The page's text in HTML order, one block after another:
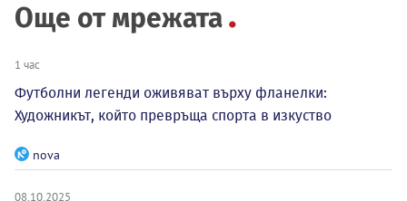
Още от мрежата
1 час
Футболни легенди оживяват върху фланелки:
Художникът, който превръща спорта в изкуство
nova
08.10.2025